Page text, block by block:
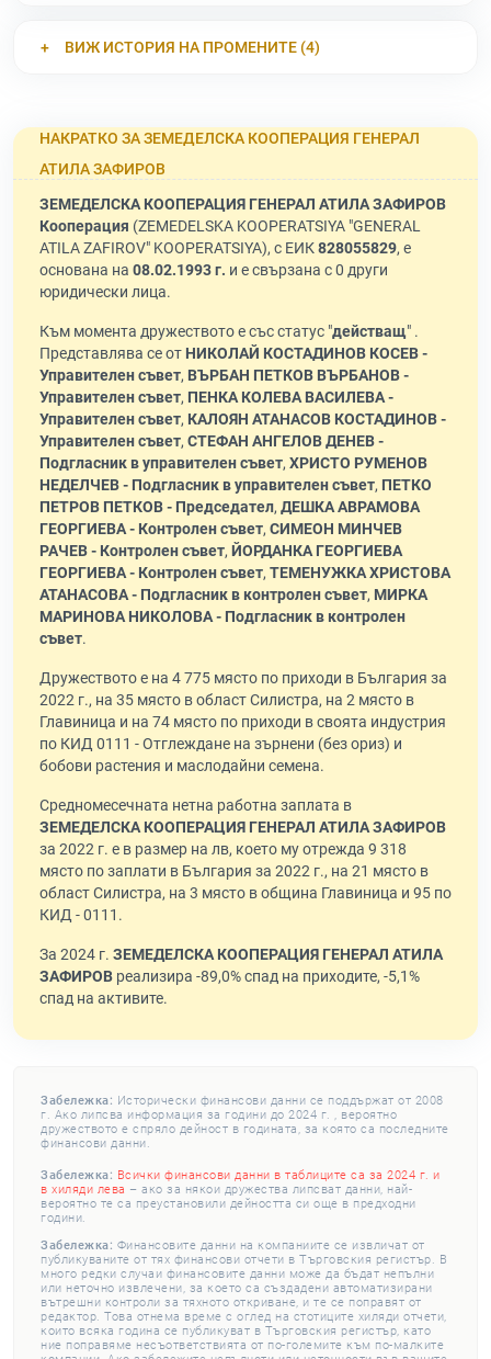
ВИЖ ИСТОРИЯ НА ПРОМЕНИТЕ (4)
НАКРАТКО ЗА ЗЕМЕДЕЛСКА КООПЕРАЦИЯ ГЕНЕРАЛ
АТИЛА ЗАФИРОВ
ЗЕМЕДЕЛСКА КООПЕРАЦИЯ ГЕНЕРАЛ АТИЛА ЗАФИРОВ
Кооперация (ZEMEDELSKA KOOPERATSIYA "GENERAL
ATILA ZAFIROV" KOOPERATSIYA), с ЕИК828055829, е
основана на 08.02.1993 г. и е свързана с 0 други
юридически лица.
Към момента дружеството е със статус "действащ" .
Представлява се от НИКОЛАЙ КОСТАДИНОВ КОСЕВ -
Управителен съвет, ВЪРБАН ПЕТКОВ ВЪРБАНОВ -
Управителен съвет, ПЕНКА КОЛЕВА ВАСИЛЕВА -
Управителен съвет, КАЛОЯН АТАНАСОВ КОСТАДИНОВ -
Управителен съвет, СТЕФАН АНГЕЛОВ ДЕНЕВ -
Подгласник в управителен съвет, ХРИСТО РУМЕНОВ
НЕДЕЛЧЕВ - Подгласник в управителен съвет, ПЕТКО
ПЕТРОВ ПЕТКОВ - Председател, ДЕШКА АВРАМОВА
ГЕОРГИЕВА - Контролен съвет, СИМЕОН МИНЧЕВ
РАЧЕВ - Контролен съвет, ЙОРДАНКА ГЕОРГИЕВА
ГЕОРГИЕВА - Контролен съвет, ТЕМЕНУЖКА ХРИСТОВА
АТАНАСОВА - Подгласник в контролен съвет, МИРКА
МАРИНОВА НИКОЛОВА - Подгласник в контролен
съвет.
Дружеството е на 4 775 място по приходи в България за
2022 г., на 35 място в област Силистра, на 2 място в
Главиница и на 74 място по приходи в своята индустрия
по КИД 0111 - Отглеждане на зърнени (без ориз) и
бобови растения и маслодайни семена.
Средномесечната нетна работна заплата в
ЗЕМЕДЕЛСКА КООПЕРАЦИЯ ГЕНЕРАЛ АТИЛА ЗАФИРОВ
за 2022 г. е в размер на лв, което му отрежда 9 318
място по заплати в България за 2022 г., на 21 място в
област Силистра, на 3 място в община Главиница и 95 по
КИД - 0111.
За 2024 г. ЗЕМЕДЕЛСКА КООПЕРАЦИЯ ГЕНЕРАЛ АТИЛА
ЗАФИРОВ реализира -89,0% спад на приходите, -5,1%
спад на активите.
Забележка: Исторически финансови данни се поддържат от 2008
г. Ако липсва информация за години до 2024 г. , вероятно
дружеството е спряло дейност в годината, за която са последните
финансови данни.
Забележка: Всички финансови данни в таблиците са за 2024 г. и
в хиляди лева – ако за някои дружества липсват данни, най-
вероятно те са преустановили дейността си още в предходни
години.
Забележка: Финансовите данни на компаниите се извличат от
публикуваните от тях финансови отчети в Търговския регистър. В
много редки случаи финансовите данни може да бъдат непълни
или неточно извлечени, за което са създадени автоматизирани
вътрешни контроли за тяхното откриване, и те се поправят от
редактор. Това отнема време с оглед на стотиците хиляди отчети,
които всяка година се публикуват в Търговския регистър, като
ние поправяме несъответствията от по-големите към по-малките